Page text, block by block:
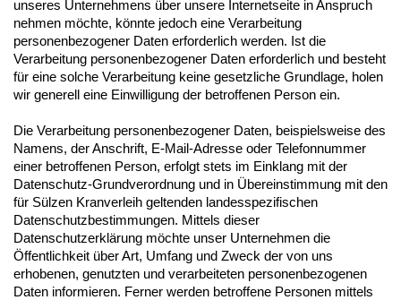
unseres Unternehmens über unsere Internetseite in Anspruch
nehmen möchte, könnte jedoch eine Verarbeitung
personenbezogener Daten erforderlich werden. Ist die
Verarbeitung personenbezogener Daten erforderlich und besteht
für eine solche Verarbeitung keine gesetzliche Grundlage, holen
wir generell eine Einwilligung der betroffenen Person ein.
Die Verarbeitung personenbezogener Daten, beispielsweise des
Namens, der Anschrift, E-Mail-Adresse oder Telefonnummer
einer betroffenen Person, erfolgt stets im Einklang mit der
Datenschutz-Grundverordnung und in Übereinstimmung mit den
für Sülzen Kranverleih geltenden landesspezifischen
Datenschutzbestimmungen. Mittels dieser
Datenschutzerklärung möchte unser Unternehmen die
Öffentlichkeit über Art, Umfang und Zweck der von uns
erhobenen, genutzten und verarbeiteten personenbezogenen
Daten informieren. Ferner werden betroffene Personen mittels